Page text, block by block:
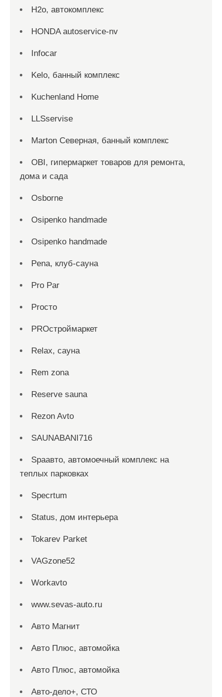
H2о, автокомплекс
HONDA autoservice-nv
Infocar
Kelo, банный комплекс
Kuchenland Home
LLSservise
Marton Северная, банный комплекс
OBI, гипермаркет товаров для ремонта,
дома и сада
Osborne
Osipenko handmade
Osipenko handmade
Pena, клуб-сауна
Pro Par
Proсто
PROстроймаркет
Relax, сауна
Rem zona
Reserve sauna
Rezon Avto
SAUNABANI716
Spaавто, автомоечный комплекс на
теплых парковках
Specrtum
Status, дом интерьера
Tokarev Parket
VAGzone52
Workavto
www.sevas-auto.ru
Авто Магнит
Авто Плюс, автомойка
Авто Плюс, автомойка
Авто-дело+, СТО